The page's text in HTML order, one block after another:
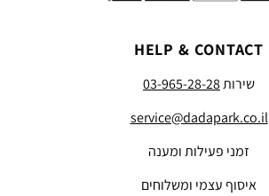
HELP & CONTACT
שירות03-965-28-28
service@dadapark.co.il
זמני פעילות ומענה
איסוף עצמי ומשלוחים